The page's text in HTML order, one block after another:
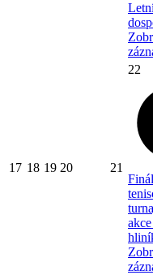
17 18 19 20 21
22